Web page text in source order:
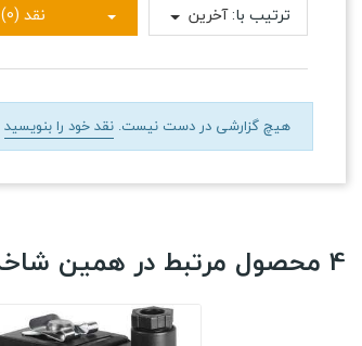
نقد (0) ترتیب با:آخرین
هیچ گزارشی در دست نیست. نقد خود را بنویسید
4 محصول مرتبط در همین شاخه: